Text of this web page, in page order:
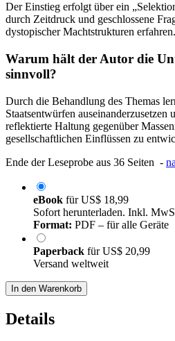
Der Einstieg erfolgt über ein
durch Zeitdruck und geschlossene
dystopischer Machtstrukturen erfahren.
Warum hält der Autor die
sinnvoll?
Durch die Behandlung des Themas
Staatsentwürfen auseinanderzusetzen
reflektierte Haltung gegenüber
gesellschaftlichen Einflüssen zu
Ende der Leseprobe aus 36 Seiten -
eBook fürUS$ 18,99
Sofort herunterladen. Inkl.
Format: PDF – für alle Geräte
Paperback fürUS$ 20,99
Versand weltweit
In den Warenkorb
Details